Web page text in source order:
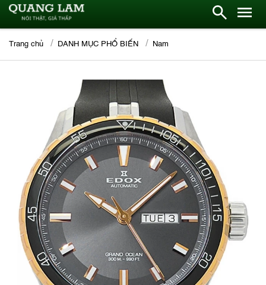
Trang chủ DANH MỤC PHỔ BIẾN Nam